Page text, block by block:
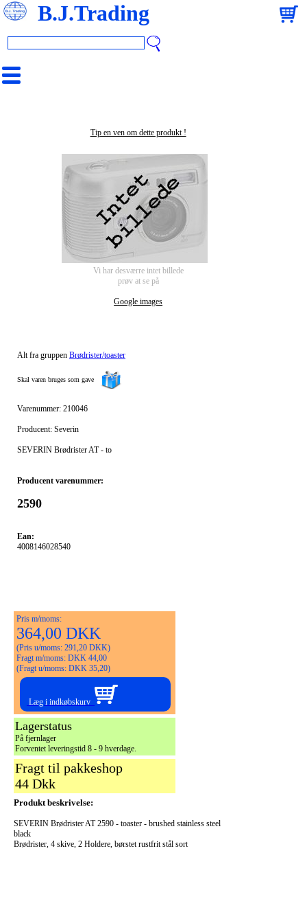
B.J.Trading
Tip en ven om dette produkt !
Vi har desværre intet billede
prøv at se på
Google images
Alt fra gruppen Brødrister/toaster
Skal varen bruges som gave
Varenummer: 210046
Producent: Severin
SEVERIN Brødrister AT - to
Producent varenummer:
2590
Ean:
4008146028540
Pris m/moms:
364,00 DKK
(Pris u/moms: 291,20 DKK)
Fragt m/moms: DKK 44,00
(Fragt u/moms: DKK 35,20)
Læg i indkøbskurv
Lagerstatus
På fjernlager
Forventet leveringstid 8 - 9 hverdage.
Fragt til pakkeshop
44 Dkk
Produkt beskrivelse:
SEVERIN Brødrister AT 2590 - toaster - brushed stainless steel
black
Brødrister, 4 skive, 2 Holdere, børstet rustfrit stål sort